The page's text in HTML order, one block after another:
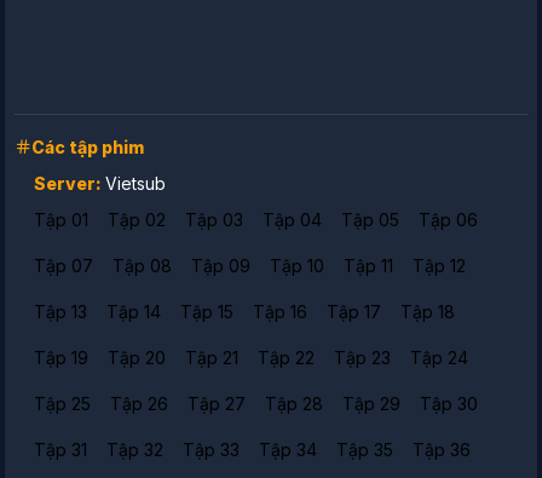
Các tập phim
Server: Vietsub
Tập 01
Tập 02 Tập 03 Tập 04 Tập 05 Tập 06
Tập 07 Tập 08 Tập 09 Tập 10 Tập 11 Tập 12
Tập 13 Tập 14 Tập 15 Tập 16 Tập 17 Tập 18
Tập 19 Tập 20 Tập 21 Tập 22 Tập 23 Tập 24
Tập 25 Tập 26 Tập 27 Tập 28 Tập 29 Tập 30
Tập 31 Tập 32 Tập 33 Tập 34 Tập 35 Tập 36